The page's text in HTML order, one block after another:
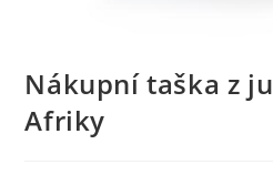
Nákupní taška z
Afriky